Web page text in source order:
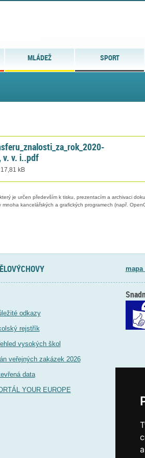
MLÁDEŽ SPORT
v. v. i..pdf
kB
je určen především k tisku, prezentacím a archivaci
mnoha kancelářských a grafických programech (např.
mapa
odkazy
rejstřík
vysokých škol
veřejných zakázek 2026
data
YOUR EUROPE